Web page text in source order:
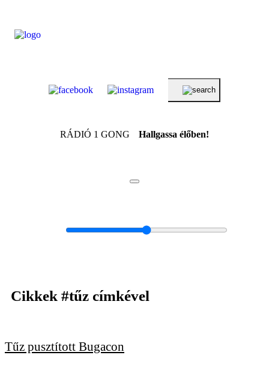
RÁDIÓ 1 GONG Hallgassa élőben!
Cikkek #tűz címkével
Tűz pusztított Bugacon